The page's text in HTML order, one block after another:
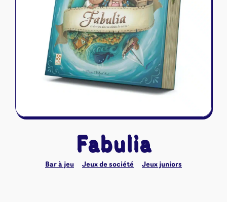
Naruto Mythos
Autres
Tapis de jeu
Fabulia
Bar à jeu Jeux de société Jeux juniors